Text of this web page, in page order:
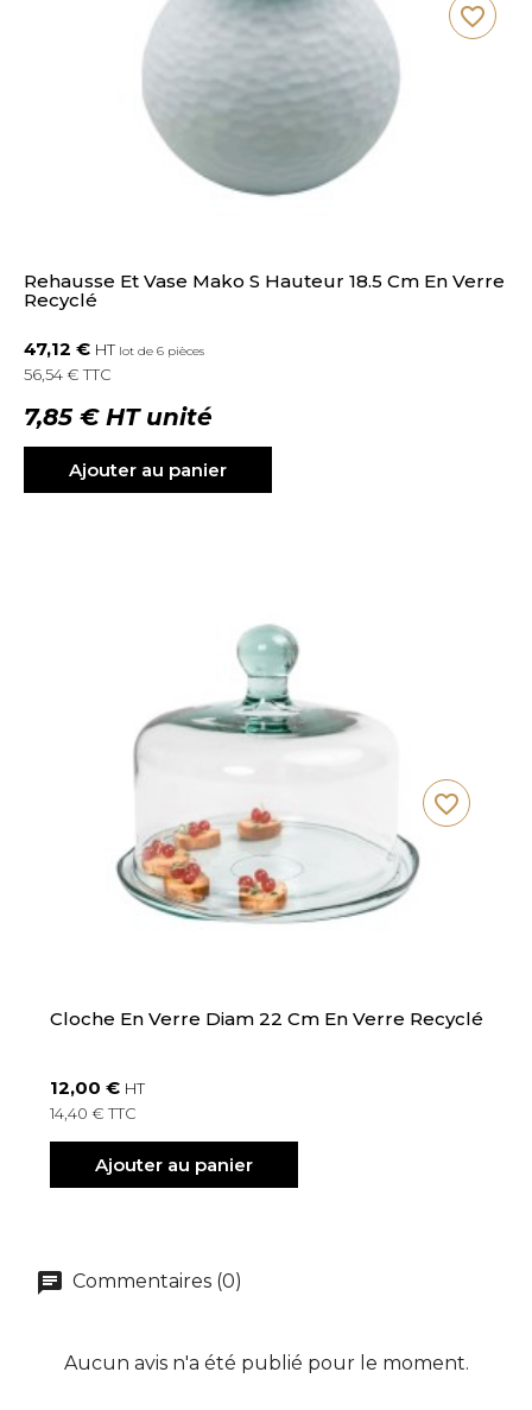
Rehausse Et Vase Mako S Hauteur 18.5 Cm En Verre
Recyclé
47,12 € HT lot de 6 pièces
56,54 € TTC
7,85 € HT unité
Ajouter au panier
favorite_border
Cloche En Verre Diam 22 Cm En Verre Recyclé
12,00 € HT
14,40 € TTC
Ajouter au panier
favorite_border
Commentaires (0)
Aucun avis n'a été publié pour le moment.